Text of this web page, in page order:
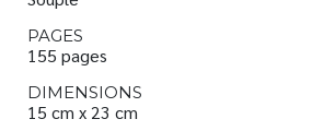
PAGES
155 pages
DIMENSIONS
15 cm x 23 cm